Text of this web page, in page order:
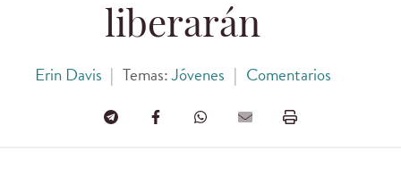
liberarán
Erin Davis | Temas:Jóvenes | Comentarios